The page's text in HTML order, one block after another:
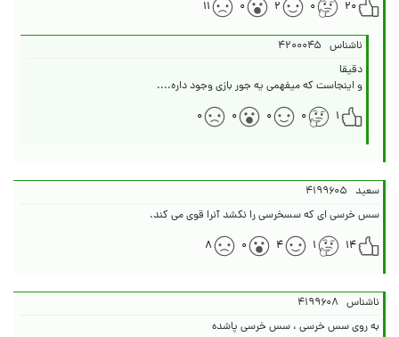
۲۰ ۰ ۲ ۰ ۱۱
ناشناس ۴۲۰۰۰۴۵
و اینجاست که میفهمی یه جور بازی وجود داره....
۱
۰ ۰ ۰ ۰
سعید ۴۱۹۹۶۰۵
سس خرسی ای که سسخرسی را نکشد آنرا قوی می کند.
۱۴
۱ ۴ ۰ ۸
ناشناس ۴۱۹۹۶۰۸
به روی سس خرسی ، سس خرسی پاشده